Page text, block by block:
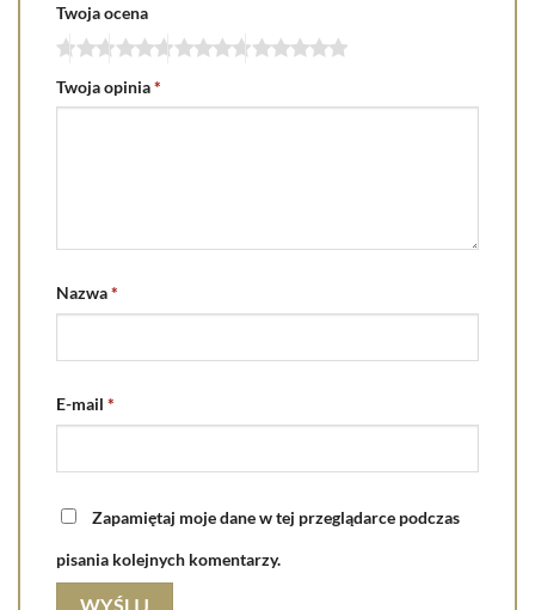
Twoja ocena
Twoja opinia*
Nazwa*
E-mail *
Zapamiętaj moje dane w tej przeglądarce podczas
pisania kolejnych komentarzy.